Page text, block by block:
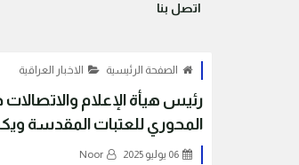
اتصل بنا
الصفحة الرئيسية الاخبار العراقية
رئيس هيأة الإعلام
المحوري للعتبات المقدسة
06 يوليو 2025 Noor